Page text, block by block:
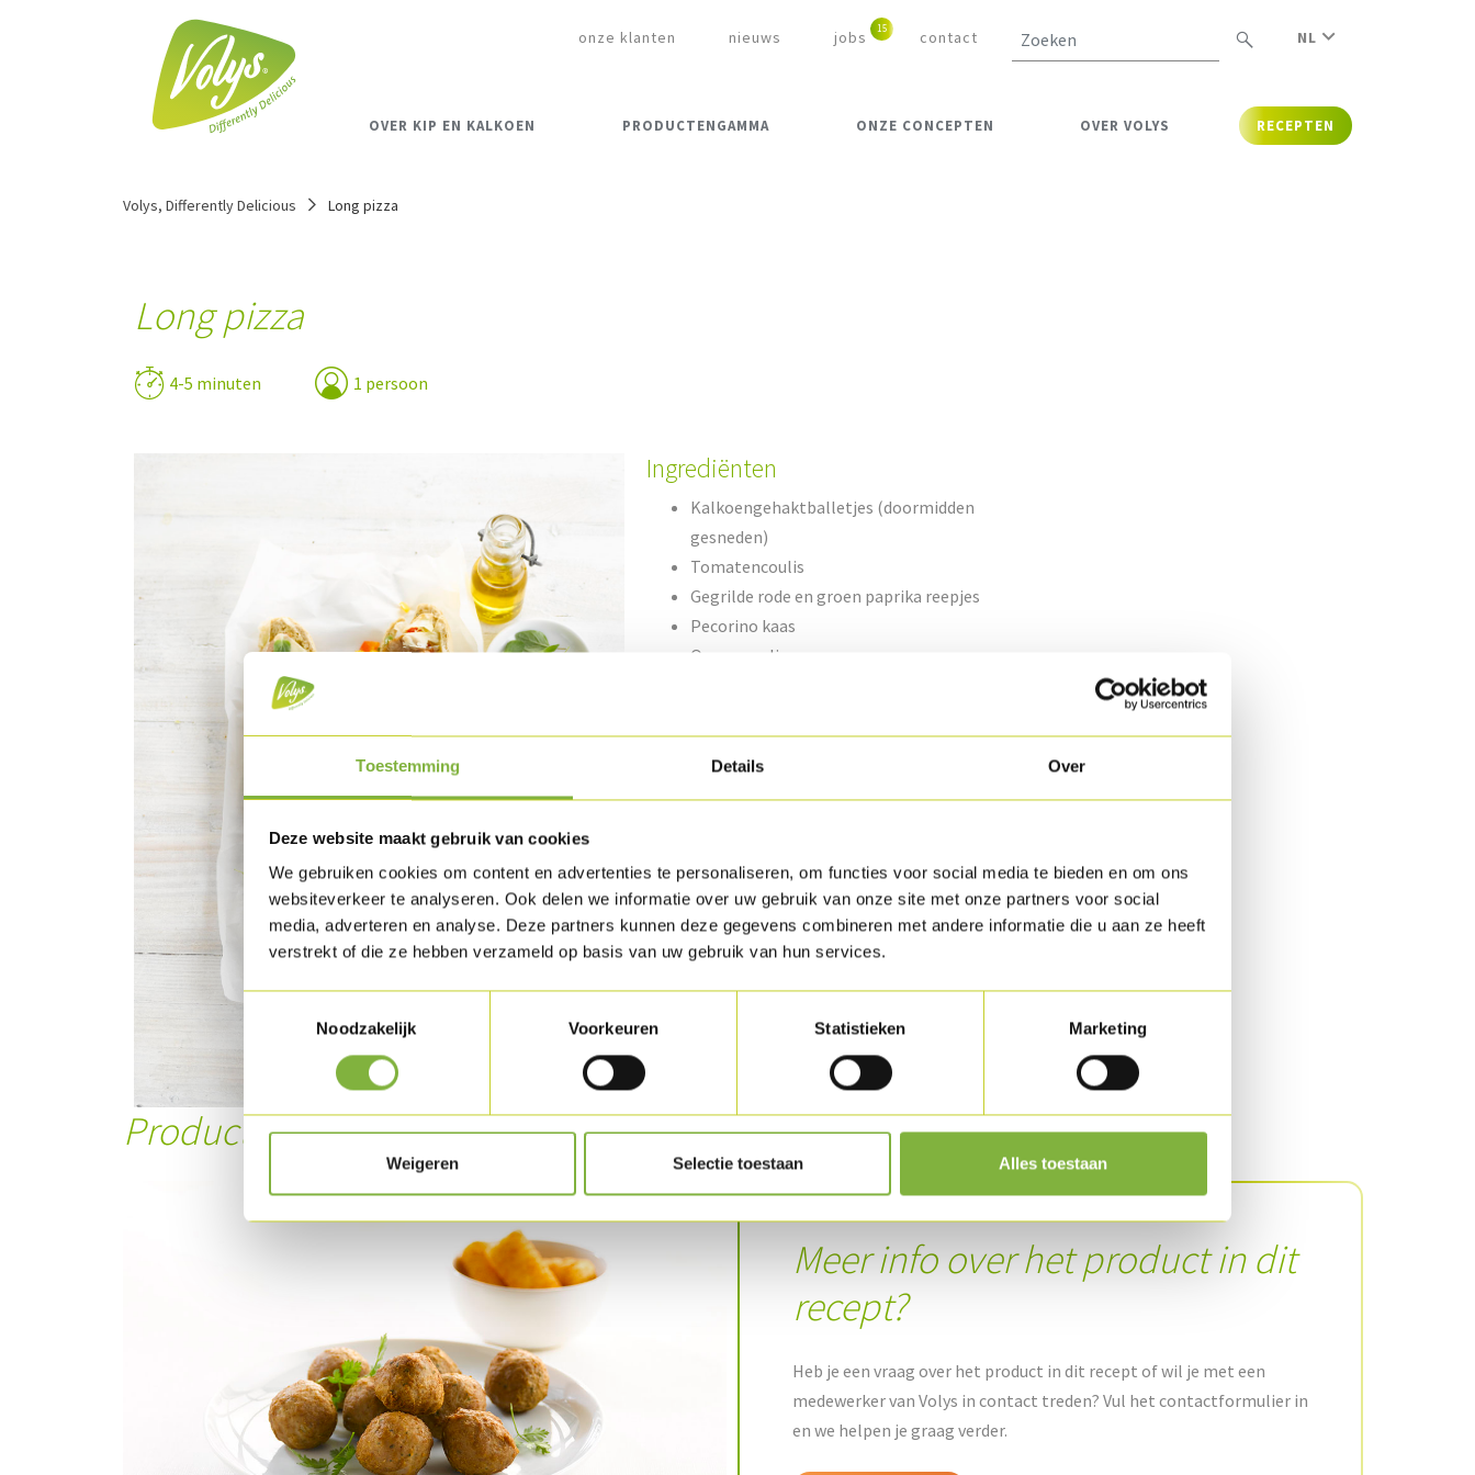
Toestemming Details Over
Deze website maakt gebruik van cookies
We gebruiken cookies om content en advertenties te personaliseren, om functies voor social media te bieden en om ons
websiteverkeer te analyseren. Ook delen we informatie over uw gebruik van onze site met onze partners voor social
media, adverteren en analyse. Deze partners kunnen deze gegevens combineren met andere informatie die u aan ze heeft
verstrekt of die ze hebben verzameld op basis van uw gebruik van hun services.
Noodzakelijk
Voorkeuren Statistieken Marketing
Weigeren Selectie toestaan Alles toestaan
onze klanten nieuws jobs contact NL
OVER KIP EN KALKOEN PRODUCTENGAMMA ONZE CONCEPTEN OVER VOLYS RECEPTEN
Volys, Differently Delicious Long pizza
Long pizza
4-5 minuten 1 persoon
Ingrediënten
Kalkoengehaktballetjes (doormidden
gesneden)
Tomatencoulis
Gegrilde rode en groen paprika reepjes
Pecorino kaas
Oregano olie
Bereiding
Beleg met bovenstaande ingrediënten en warm op.
Product in dit recept
Meer info over het product in dit
recept?
Heb je een vraag over het product in dit recept of wil je met een
medewerker van Volys in contact treden? Vul het contactformulier in
en we helpen je graag verder.